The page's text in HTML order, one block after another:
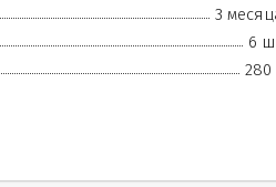
3
6
280